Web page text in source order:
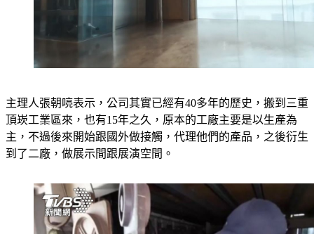
主理人張朝喨表示，公司其實已經有40多年的歷史，搬到三重
頂崁工業區來，也有15年之久，原本的工廠主要是以生產為
主，不過後來開始跟國外做接觸，代理他們的產品，之後衍生